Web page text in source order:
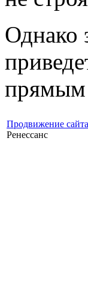
Однако
прямым
Продвижение сайта
Ренессанс